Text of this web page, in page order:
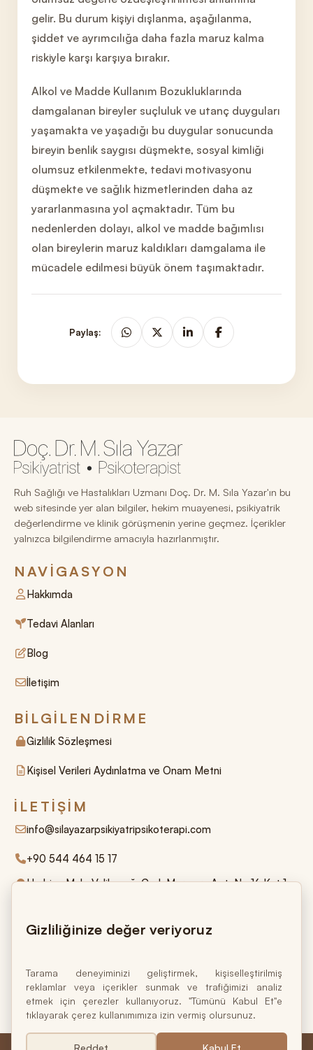
gelir. Bu durum kişiyi dışlanma, aşağılanma,
şiddet ve ayrımcılığa daha fazla maruz kalma
riskiyle karşı karşıya bırakır.
Alkol ve Madde Kullanım Bozukluklarında
damgalanan bireyler suçluluk ve utanç duyguları
yaşamakta ve yaşadığı bu duygular sonucunda
bireyin benlik saygısı düşmekte, sosyal kimliği
olumsuz etkilenmekte, tedavi motivasyonu
düşmekte ve sağlık hizmetlerinden daha az
yararlanmasına yol açmaktadır. Tüm bu
nedenlerden dolayı, alkol ve madde bağımlısı
olan bireylerin maruz kaldıkları damgalama ile
mücadele edilmesi büyük önem taşımaktadır.
Paylaş:
Ruh Sağlığı ve Hastalıkları Uzmanı Doç. Dr. M. Sıla Yazar'ın bu
web sitesinde yer alan bilgiler, hekim muayenesi, psikiyatrik
değerlendirme ve klinik görüşmenin yerine geçmez. İçerikler
yalnızca bilgilendirme amacıyla hazırlanmıştır.
NAVIGASYON
Hakkımda
Tedavi Alanları
Blog
İletişim
BILGILENDIRME
Gizlilik Sözleşmesi
Kişisel Verileri Aydınlatma ve Onam Metni
İLETIŞIM
info@silayazarpsikiyatripsikoterapi.com
+90 544 464 15 17
Harbiye Mah. Valikonağı Cad. Marmara Apt. No:16 Kat:1
Ruh sağlığı bedensel ve ruhsal olarak bütüncül
iyilik halinin temelidir.
Gizliliğinize değer veriyoruz
Tarama deneyiminizi geliştirmek, kişiselleştirilmiş
reklamlar veya içerikler sunmak ve trafiğimizi analiz
etmek için çerezler kullanıyoruz. "Tümünü Kabul Et"e
tıklayarak çerez kullanımımıza izin vermiş olursunuz.
Reddet Kabul Et